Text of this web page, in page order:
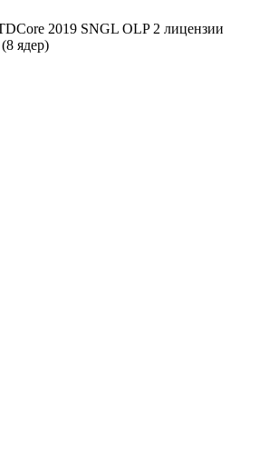
2019 SNGL OLP 2 лицензии
ядер)